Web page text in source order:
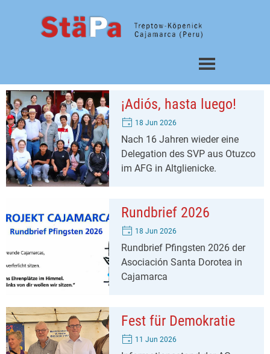
Menü überspringen
¡Adiós, hasta luego!
18 Jun 2026
Nach 16 Jahren wieder eine
Delegation des SVP aus Otuzco
im AFG in Altglienicke.
Rundbrief 2026
18 Jun 2026
Rundbrief Pfingsten 2026 der
Asociación Santa Dorotea in
Cajamarca
Fest für Demokratie
11 Jun 2026